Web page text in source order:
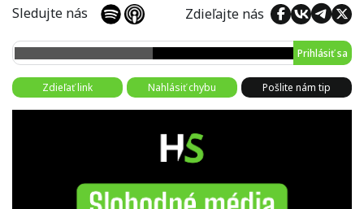
Sledujte nás Zdieľajte nás
Prihlásiť sa
Zdieľať link Nahlásiť chybu Pošlite nám tip